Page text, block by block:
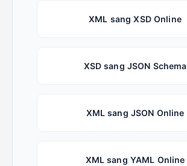
XML sang XSD Online
XSD sang JSON Schema
XML sang JSON Online
XML sang YAML Online